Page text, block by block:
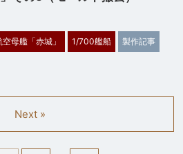
母艦「赤城」 1/700艦船 製作記事
Next »